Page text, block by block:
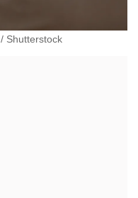
/ Shutterstock